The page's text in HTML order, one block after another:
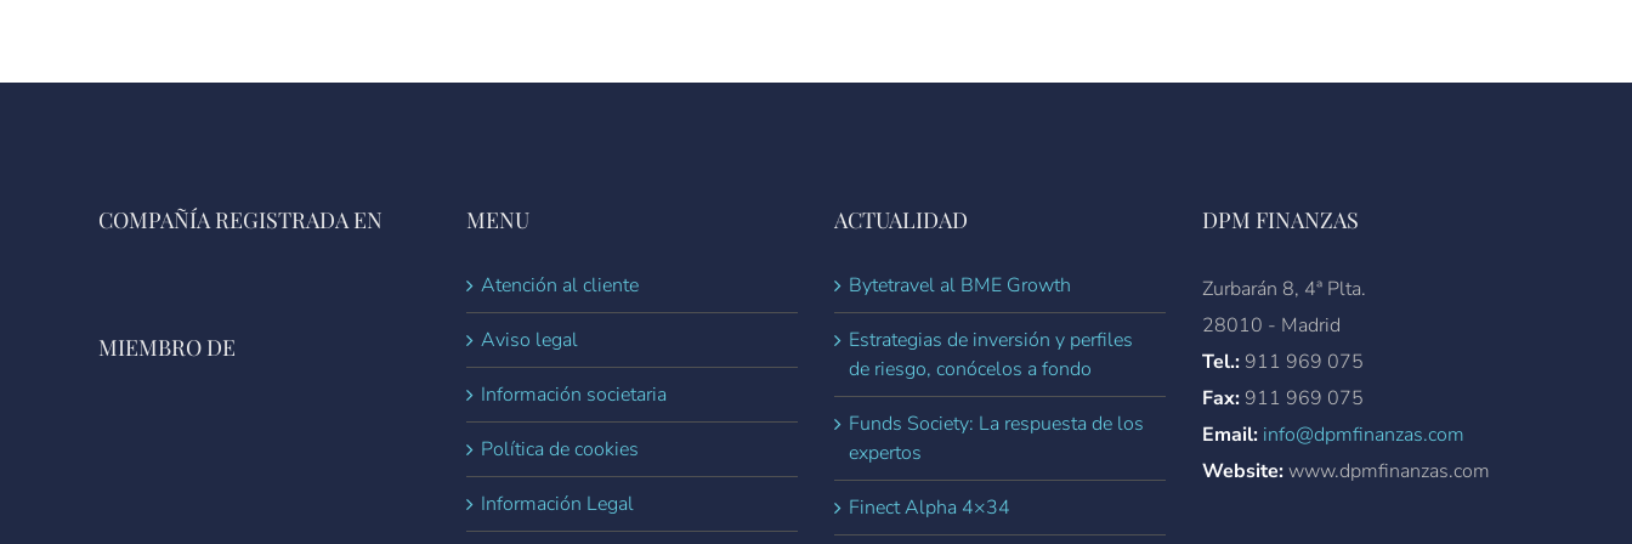
COMPAÑÍA REGISTRADA EN
MIEMBRO DE
MENU
Atención al cliente
Aviso legal
Información societaria
Política de cookies
Información Legal
ACTUALIDAD
Bytetravel al BME Growth
Estrategias de inversión y perfiles
de riesgo, conócelos a fondo
Funds Society: La respuesta de los
expertos
Finect Alpha 4×34
DPM FINANZAS
Zurbarán 8, 4ª Plta.
28010 - Madrid
Tel.: 911 969 075
Fax: 911 969 075
Email: info@dpmfinanzas.com
Website:www.dpmfinanzas.com